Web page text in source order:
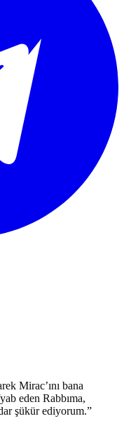
Mirac’ını bana
eden Rabbıma,
şükür ediyorum.”